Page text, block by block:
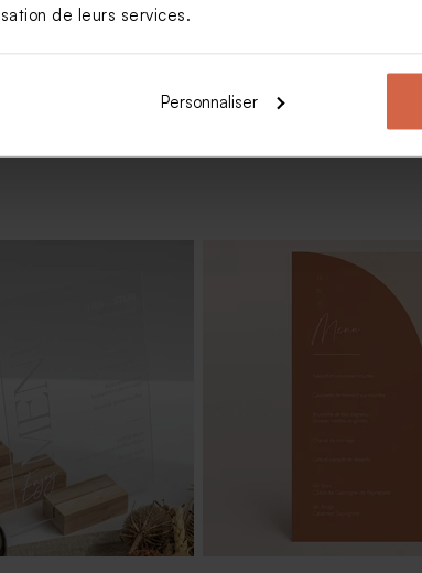
de leurs services.
Personnaliser
Dragées mariage sucrés
marbrés d'or 750 gr (± 195